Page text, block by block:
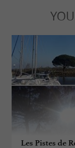
Les Pistes de